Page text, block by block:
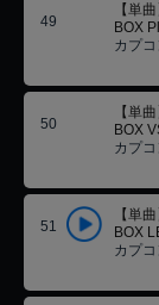
49
【単
BOX
カプ
50
【単
BOX
カプ
51
【単
BOX
カプ